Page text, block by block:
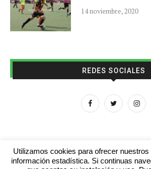
14 noviembre, 2020
REDES SOCIALES
Utilizamos cookies para ofrecer
información estadística. Si continuas